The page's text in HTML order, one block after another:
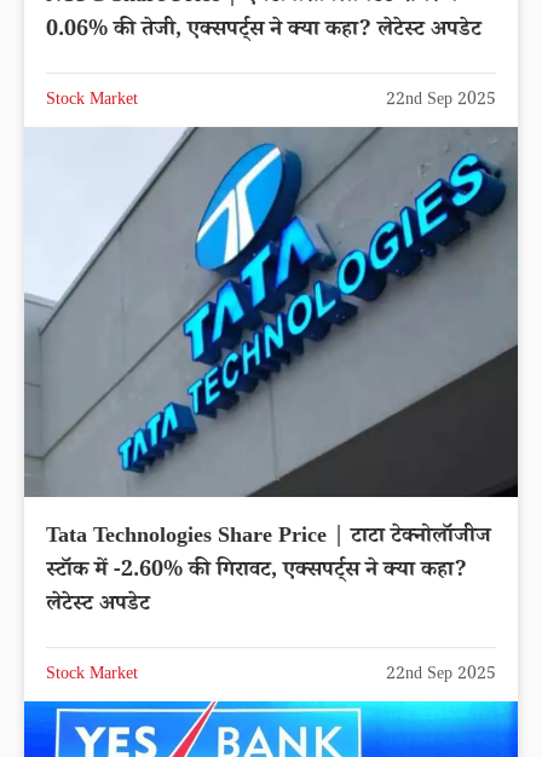
0.06% की तेजी, एक्सपर्ट्स ने क्या कहा? लेटेस्ट अपडेट
Stock Market 22nd Sep 2025
Tata Technologies Share Price | टाटा टेक्नोलॉजीज
स्टॉक में -2.60% की गिरावट, एक्सपर्ट्स ने क्या कहा?
लेटेस्ट अपडेट
Stock Market 22nd Sep 2025